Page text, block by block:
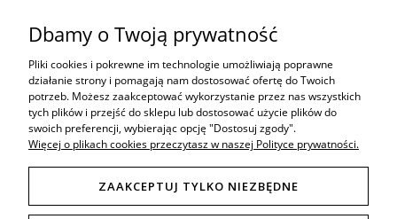
MOJE KONTO
O SKLEPIE
Dbamy o Twoją prywatność
Pliki cookies i pokrewne im technologie umożliwiają poprawne
działanie strony i pomagają nam dostosować ofertę do Twoich
potrzeb. Możesz zaakceptować wykorzystanie przez nas wszystkich
tych plików i przejść do sklepu lub dostosować użycie plików do
swoich preferencji, wybierając opcję "Dostosuj zgody".
Więcej o plikach cookies przeczytasz w naszej Polityce prywatności.
ZAAKCEPTUJ TYLKO NIEZBĘDNE